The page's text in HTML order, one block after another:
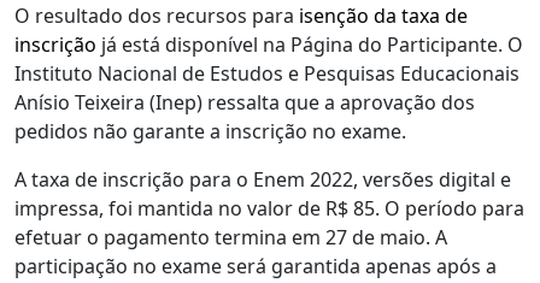
O resultado dos recursos para isenção da taxa de
inscrição já está disponível na Página do Participante. O
Instituto Nacional de Estudos e Pesquisas Educacionais
Anísio Teixeira (Inep) ressalta que a aprovação dos
pedidos não garante a inscrição no exame.
A taxa de inscrição para o Enem 2022, versões digital e
impressa, foi mantida no valor de R$ 85. O período para
efetuar o pagamento termina em 27 de maio. A
participação no exame será garantida apenas após a